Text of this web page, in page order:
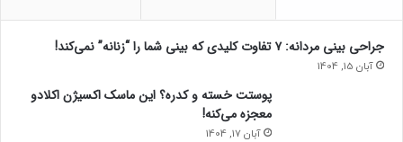
جراحی بینی مردانه: ۷ تفاوت کلیدی که بینی شما را “زنانه” نمی‌کند!
آبان 15, 1404
پوستت خسته و کدره؟ این ماسک اکسیژن اکلادو
معجزه می‌کنه!
آبان 17, 1404